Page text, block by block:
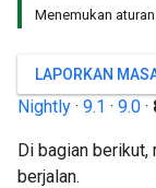
Menemukan
LAPORKAN
Nightly · 9.1 · 9.0 ·
Di bagian
berjalan.